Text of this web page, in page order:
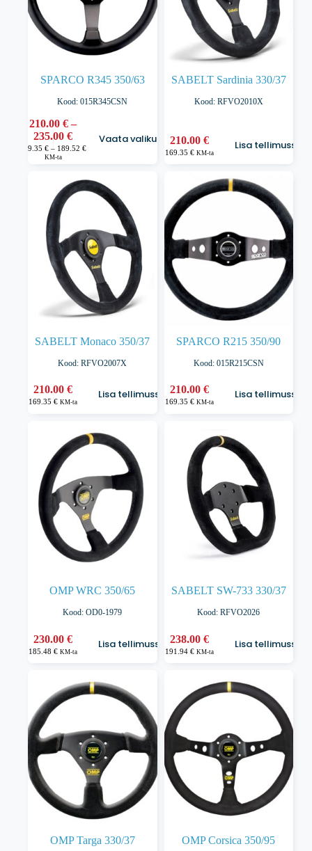
SPARCO R345 350/63
Kood: 015R345CSN
210.00€ –
235.00€Hinnavahemik:
210.00 €
169.35€ – 189.52€Hinnavahemik:
kuni
KM-ta
Vaata valikuid
Sellel
tootel
tootelehel.
SABELT Sardinia 330/37
Kood: RFVO2010X
210.00 €
169.35 € KM-ta
Lisa tellimusse
SABELT Monaco 350/37
Kood: RFVO2007X
210.00€
169.35€ KM-ta
Lisa tellimusse
SPARCO R215 350/90
Kood: 015R215CSN
210.00 €
169.35 € KM-ta
Lisa tellimusse
OMP WRC 350/65
Kood: OD0-1979
230.00€
185.48€ KM-ta
Lisa tellimusse
SABELT SW-733 330/37
Kood: RFVO2026
238.00 €
191.94 € KM-ta
Lisa tellimusse
OMP Targa 330/37 OMP Corsica 350/95